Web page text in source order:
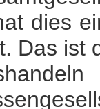
dies
Das ist